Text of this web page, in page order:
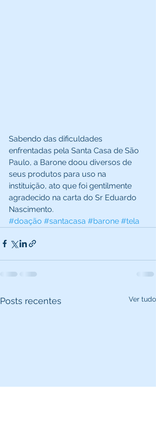
Sabendo das dificuldades
enfrentadas pela Santa Casa de São
Paulo, a Barone doou diversos de
seus produtos para uso na
instituição, ato que foi gentilmente
agradecido na carta do Sr Eduardo
Nascimento.
#doação #santacasa #barone #tela
Posts recentes Ver tudo